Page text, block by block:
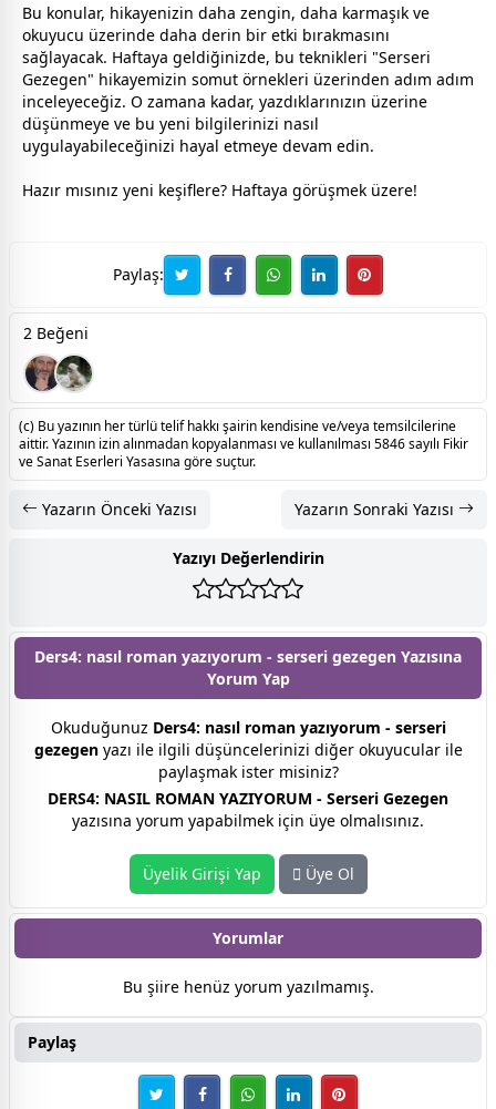
Bu konular, hikayenizin daha zengin, daha karmaşık ve
okuyucu üzerinde daha derin bir etki bırakmasını
sağlayacak. Haftaya geldiğinizde, bu teknikleri "Serseri
Gezegen" hikayemizin somut örnekleri üzerinden adım adım
inceleyeceğiz. O zamana kadar, yazdıklarınızın üzerine
düşünmeye ve bu yeni bilgilerinizi nasıl
uygulayabileceğinizi hayal etmeye devam edin.
Hazır mısınız yeni keşiflere? Haftaya görüşmek üzere!
Paylaş:
2 Beğeni
(c) Bu yazının her türlü telif hakkı şairin kendisine ve/veya temsilcilerine
aittir. Yazının izin alınmadan kopyalanması ve kullanılması 5846 sayılı Fikir
ve Sanat Eserleri Yasasına göre suçtur.
Yazarın Önceki Yazısı Yazarın Sonraki Yazısı
Yazıyı Değerlendirin
Ders4: nasıl roman yazıyorum - serseri gezegen Yazısına
Yorum Yap
Okuduğunuz Ders4: nasıl roman yazıyorum - serseri
gezegenyazı ile ilgili düşüncelerinizi diğer okuyucular ile
paylaşmak ister misiniz?
DERS4: NASIL ROMAN YAZIYORUM - Serseri Gezegen
yazısına yorum yapabilmek için üye olmalısınız.
Üyelik Girişi Yap Üye Ol
Yorumlar
Bu şiire henüz yorum yazılmamış.
Paylaş